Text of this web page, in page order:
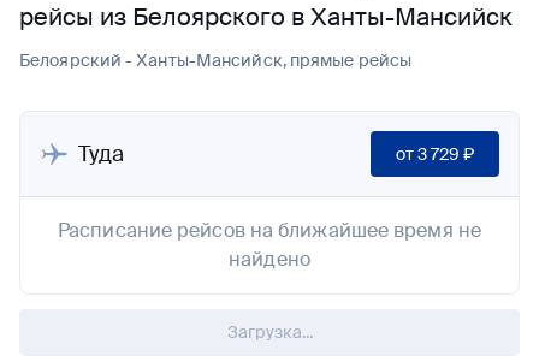
рейсы из Белоярского в Ханты-Мансийск
Белоярский - Ханты-Мансийск, прямые рейсы
Туда от3 729 ₽
Расписание рейсов на ближайшее время не
найдено
Загрузка...